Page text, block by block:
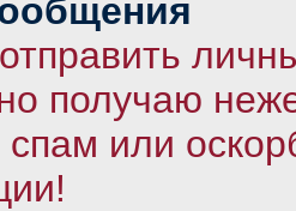
получаю
или